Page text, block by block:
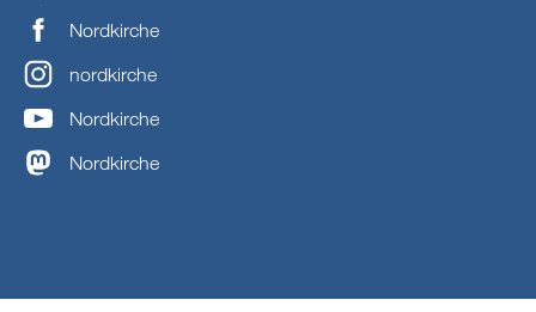
Nordkirche
nordkirche
Nordkirche
Nordkirche